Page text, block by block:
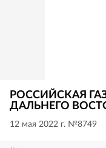
РОССИЙСКАЯ
ДАЛЬНЕГО
12 мая 2022 г. №8749